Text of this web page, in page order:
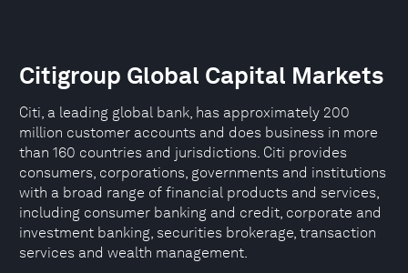
Citigroup Global Capital Markets
Citi, a leading global bank, has approximately 200
million customer accounts and does business in more
than 160 countries and jurisdictions. Citi provides
consumers, corporations, governments and institutions
with a broad range of financial products and services,
including consumer banking and credit, corporate and
investment banking, securities brokerage, transaction
services and wealth management.